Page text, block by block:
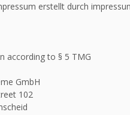
erstellt durch
according to § 5 TMG
GmbH
102